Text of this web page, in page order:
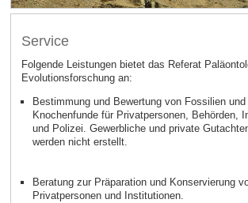
Service
Folgende Leistungen bietet das Referat
Evolutionsforschung an:
Bestimmung und Bewertung von Fossilien und
Knochenfunde für Privatpersonen, Behörden,
und Polizei. Gewerbliche und private
werden nicht erstellt.
Beratung zur Präparation und Konservierung
Privatpersonen und Institutionen.